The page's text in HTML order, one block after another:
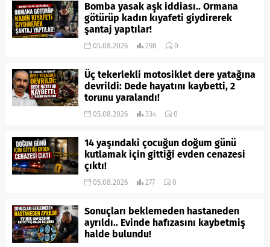
Bomba yasak aşk iddiası.. Ormana
götürüp kadın kıyafeti giydirerek
şantaj yaptılar!
05.08.2026 298 0
Üç tekerlekli motosiklet dere yatağına
devrildi: Dede hayatını kaybetti, 2
torunu yaralandı!
05.08.2026 334 0
14 yaşındaki çocuğun doğum günü
kutlamak için gittiği evden cenazesi
çıktı!
05.08.2026 277 0
Sonuçları beklemeden hastaneden
ayrıldı.. Evinde hafızasını kaybetmiş
halde bulundu!